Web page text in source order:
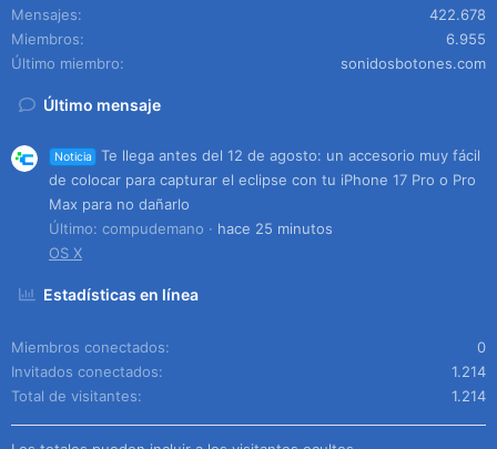
Mensajes
422.678
Miembros
6.955
Último miembro
sonidosbotones.com
Último mensaje
Noticia
Te llega antes del 12 de agosto: un accesorio muy fácil
de colocar para capturar el eclipse con tu iPhone 17 Pro o Pro
Max para no dañarlo
Último: compudemano
hace 25 minutos
OS X
Estadísticas en línea
Miembros conectados
0
Invitados conectados
1.214
Total de visitantes
1.214